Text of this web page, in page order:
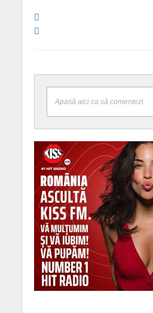
Apasă aici ca să comentezi